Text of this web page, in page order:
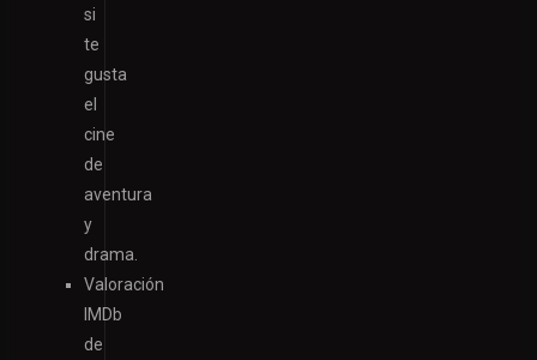
si
te
gusta
el
cine
de
aventura
y
drama.
Valoración
IMDb
de